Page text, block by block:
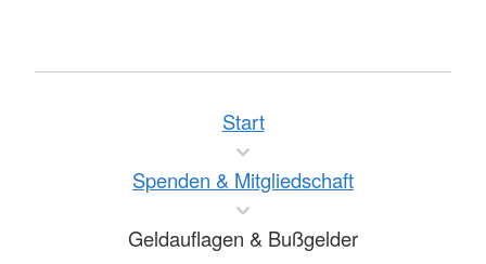
Start
Spenden & Mitgliedschaft
Geldauflagen & Bußgelder